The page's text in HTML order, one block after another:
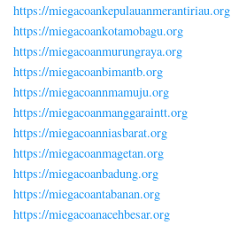
https://miegacoankepulauanmerantiriau.org
https://miegacoankotamobagu.org
https://miegacoanmurungraya.org
https://miegacoanbimantb.org
https://miegacoannmamuju.org
https://miegacoanmanggaraintt.org
https://miegacoanniasbarat.org
https://miegacoanmagetan.org
https://miegacoanbadung.org
https://miegacoantabanan.org
https://miegacoanacehbesar.org